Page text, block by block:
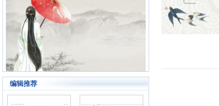
编辑推荐